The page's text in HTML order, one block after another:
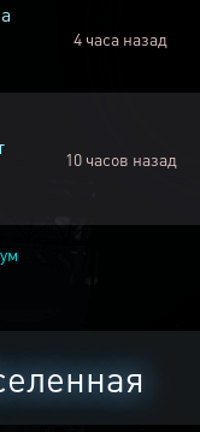
4 часа назад
10 часов назад